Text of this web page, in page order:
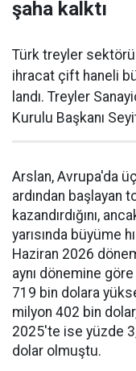
şaha kalktı
Türk treyler
ihracat çift haneli
landı. Treyler
Kurulu Başkanı
Arslan, Avrupa'da
ardından başlayan
kazandır­dığını,
yarısında büyüme
Haziran 2026
aynı dönemine
719 bin dolara
milyon 402 bin
2025'te ise yüzde
dolar olmuştu.